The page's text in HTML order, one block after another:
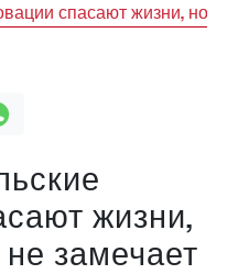
спасают жизни, но
жизни,
не замечает